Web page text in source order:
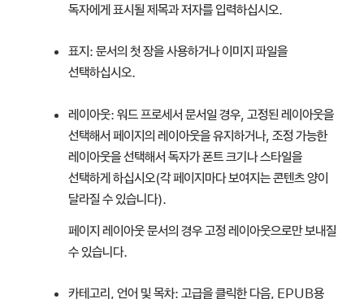
독자에게 표시될 제목과 저자를 입력하십시오.
표지:문서의 첫 장을 사용하거나 이미지 파일을
선택하십시오.
레이아웃:워드 프로세서 문서일 경우, 고정된 레이아웃을
선택해서 페이지의 레이아웃을 유지하거나, 조정 가능한
레이아웃을 선택해서 독자가 폰트 크기나 스타일을
선택하게 하십시오(각 페이지마다 보여지는 콘텐츠 양이
달라질 수 있습니다).
페이지 레이아웃 문서의 경우 고정 레이아웃으로만 보내질
수 있습니다.
카테고리, 언어 및 목차:고급을 클릭한 다음, EPUB용